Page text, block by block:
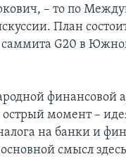
– то по
План
G20 в
финансовой
момент –
на банки и
смысл